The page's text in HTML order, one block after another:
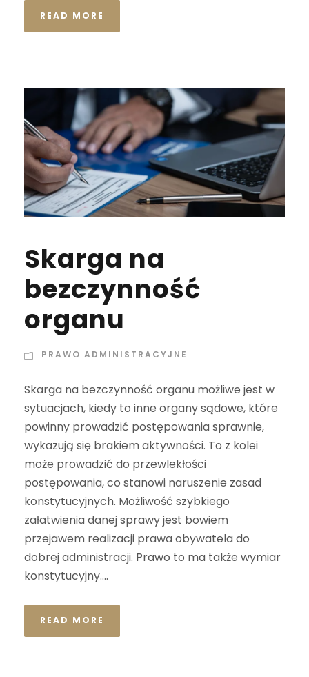
READ MORE
Skarga na
bezczynność
organu
PRAWO ADMINISTRACYJNE
Skarga na bezczynność organu możliwe jest w
sytuacjach, kiedy to inne organy sądowe, które
powinny prowadzić postępowania sprawnie,
wykazują się brakiem aktywności. To z kolei
może prowadzić do przewlekłości
postępowania, co stanowi naruszenie zasad
konstytucyjnych. Możliwość szybkiego
załatwienia danej sprawy jest bowiem
przejawem realizacji prawa obywatela do
dobrej administracji. Prawo to ma także wymiar
konstytucyjny....
READ MORE